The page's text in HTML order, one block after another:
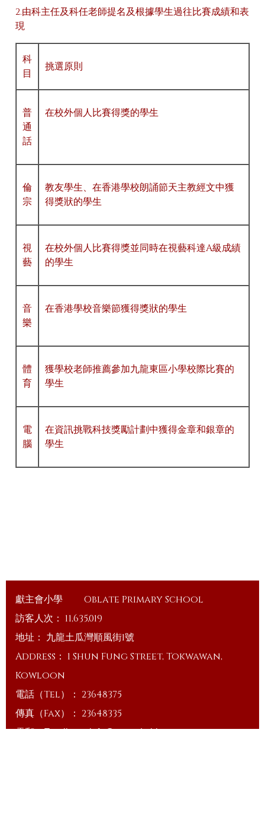
2.由科主任及科任老師提名及根據學生過往比賽成績和表
現
科
目
挑選原則
普
通
話
在校外個人比賽得獎的學生
倫
宗
教友學生、在香港學校朗誦節天主教經文中獲
得獎狀的學生
視
藝
在校外個人比賽得獎並同時在視藝科達A級成績
的學生
音
樂
在香港學校音樂節獲得獎狀的學生
體
育
獲學校老師推薦參加九龍東區小學校際比賽的
學生
電
腦
在資訊挑戰科技獎勵計劃中獲得金章和銀章的
學生
獻主會小學
Oblate Primary School
訪客人次： 11,635,019
地址： 九龍土瓜灣順風街1號
Address： 1 Shun Fung Street, Tokwawan,
Kowloon
電話（Tel）： 23648375
傳真（Fax）： 23648335
電郵（Email）： info@ops.edu.hk